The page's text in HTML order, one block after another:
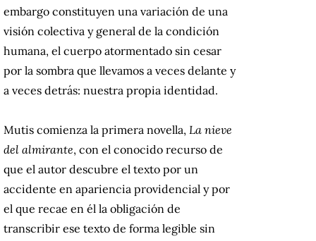
embargo constituyen una variación de una
visión colectiva y general de la condición
humana, el cuerpo atormentado sin cesar
por la sombra que llevamos a veces delante y
a veces detrás: nuestra propia identidad.
Mutis comienza la primera novella, La nieve
del almirante, con el conocido recurso de
que el autor descubre el texto por un
accidente en apariencia providencial y por
el que recae en él la obligación de
transcribir ese texto de forma legible sin